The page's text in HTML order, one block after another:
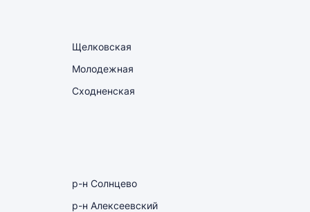
Щелковская
Молодежная
Сходненская
р-н Солнцево
р-н Алексеевский